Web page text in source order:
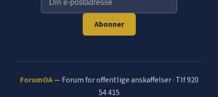
Abonner
ForumOA— Forum for offentlige anskaffelser · Tlf 920
54 415